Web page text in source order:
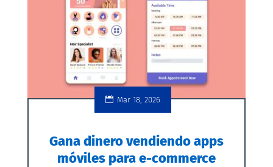
Mar 18, 2026
Gana dinero vendiendo apps
móviles para e-commerce